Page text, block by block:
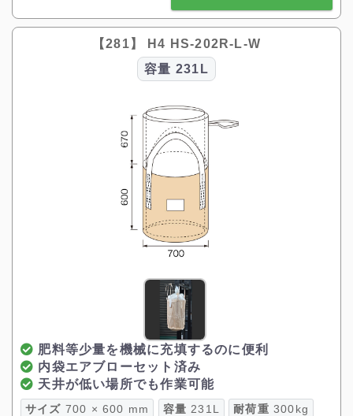
【281】 H4 HS-202R-L-W
容量 231L
肥料等少量を機械に充填するのに便利
内袋エアブローセット済み
天井が低い場所でも作業可能
サイズ 700 × 600 mm 容量 231L 耐荷重 300kg